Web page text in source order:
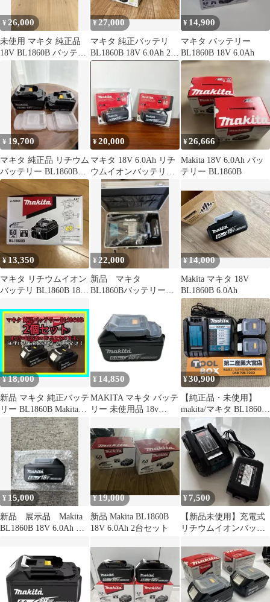
¥ 26,000
未使用 マキタ 純正品
18V BL1860B バッテリ
¥27,000
マキタ 純正バッテリ
BL1860B 18V 6.0Ah 2個
セット
¥ 14,900
マキタ バッテリー
BL1860B 18V 6.0Ah
¥ 19,700
マキタ 純正品 リチウム
バッテリー BL1860B
BL1415 2個セット
¥20,000
マキタ 18V 6.0Ah リチ
ウムイオンバッテリー
BL1860B 2個セット
¥26,666
Makita 18V 6.0Ah バッ
テリー BL1860B
¥ 13,350
マキタ リチウムイオン
バッテリ BL1860B 18V
¥ 22,000
新品 マキタ
BL1860Bバッテリー
ルミケース
¥14,000
Makita マキタ 18V
BL1860B 6.0Ah
¥18,000
新品 マキタ 純正バッテ
リー BL1860B Makita
18V 2個 6.0
¥ 14,850
MAKITA マキタ バッテ
リー 未使用品 18v
ク
¥30,900
【純正品・未使用】
makita/マキタ BL1860B
DC18RF バッテリ2個
+急速充電器セット
【203】
¥ 15,000
新品 展示品 Makita
BL1860B 18V 6.0Ah バ
¥19,000
新品 Makita BL1860B
18V 6.0Ah 2台セット
¥ 7,500
【新品未使用】充電式
リチウムイオンバッテ
電器セット